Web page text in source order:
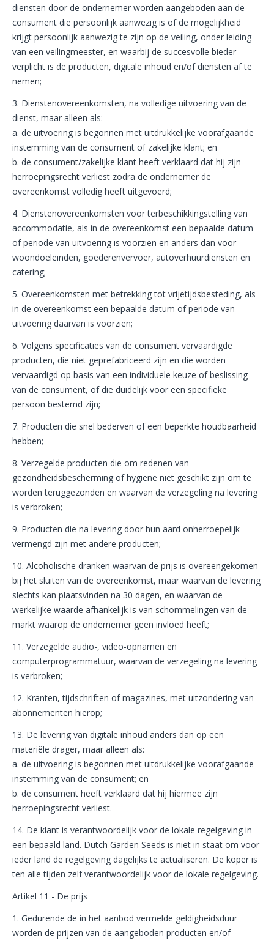
diensten door de ondernemer worden aangeboden aan de
consument die persoonlijk aanwezig is of de mogelijkheid
krijgt persoonlijk aanwezig te zijn op de veiling, onder leiding
van een veilingmeester, en waarbij de succesvolle bieder
verplicht is de producten, digitale inhoud en/of diensten af te
nemen;
3. Dienstenovereenkomsten, na volledige uitvoering van de
dienst, maar alleen als:
a. de uitvoering is begonnen met uitdrukkelijke voorafgaande
instemming van de consument of zakelijke klant; en
b. de consument/zakelijke klant heeft verklaard dat hij zijn
herroepingsrecht verliest zodra de ondernemer de
overeenkomst volledig heeft uitgevoerd;
4. Dienstenovereenkomsten voor terbeschikkingstelling van
accommodatie, als in de overeenkomst een bepaalde datum
of periode van uitvoering is voorzien en anders dan voor
woondoeleinden, goederenvervoer, autoverhuurdiensten en
catering;
5. Overeenkomsten met betrekking tot vrijetijdsbesteding, als
in de overeenkomst een bepaalde datum of periode van
uitvoering daarvan is voorzien;
6. Volgens specificaties van de consument vervaardigde
producten, die niet geprefabriceerd zijn en die worden
vervaardigd op basis van een individuele keuze of beslissing
van de consument, of die duidelijk voor een specifieke
persoon bestemd zijn;
7. Producten die snel bederven of een beperkte houdbaarheid
hebben;
8. Verzegelde producten die om redenen van
gezondheidsbescherming of hygiëne niet geschikt zijn om te
worden teruggezonden en waarvan de verzegeling na levering
is verbroken;
9. Producten die na levering door hun aard onherroepelijk
vermengd zijn met andere producten;
10. Alcoholische dranken waarvan de prijs is overeengekomen
bij het sluiten van de overeenkomst, maar waarvan de levering
slechts kan plaatsvinden na 30 dagen, en waarvan de
werkelijke waarde afhankelijk is van schommelingen van de
markt waarop de ondernemer geen invloed heeft;
11. Verzegelde audio-, video-opnamen en
computerprogrammatuur, waarvan de verzegeling na levering
is verbroken;
12. Kranten, tijdschriften of magazines, met uitzondering van
abonnementen hierop;
13. De levering van digitale inhoud anders dan op een
materiële drager, maar alleen als:
a. de uitvoering is begonnen met uitdrukkelijke voorafgaande
instemming van de consument; en
b. de consument heeft verklaard dat hij hiermee zijn
herroepingsrecht verliest.
14. De klant is verantwoordelijk voor de lokale regelgeving in
een bepaald land. Dutch Garden Seeds is niet in staat om voor
ieder land de regelgeving dagelijks te actualiseren. De koper is
ten alle tijden zelf verantwoordelijk voor de lokale regelgeving.
Artikel 11 - De prijs
1. Gedurende de in het aanbod vermelde geldigheidsduur
worden de prijzen van de aangeboden producten en/of